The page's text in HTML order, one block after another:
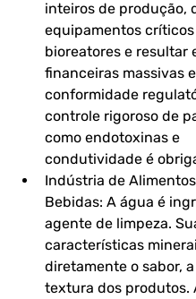
inteiros de produção,
equipamentos
bioreatores e resultar
financeiras massivas
conformidade
controle rigoroso de
como endotoxinas e
condutividade é
Indústria de
Bebidas: A água é
agente de limpeza.
características
diretamente o sabor,
textura dos produtos.